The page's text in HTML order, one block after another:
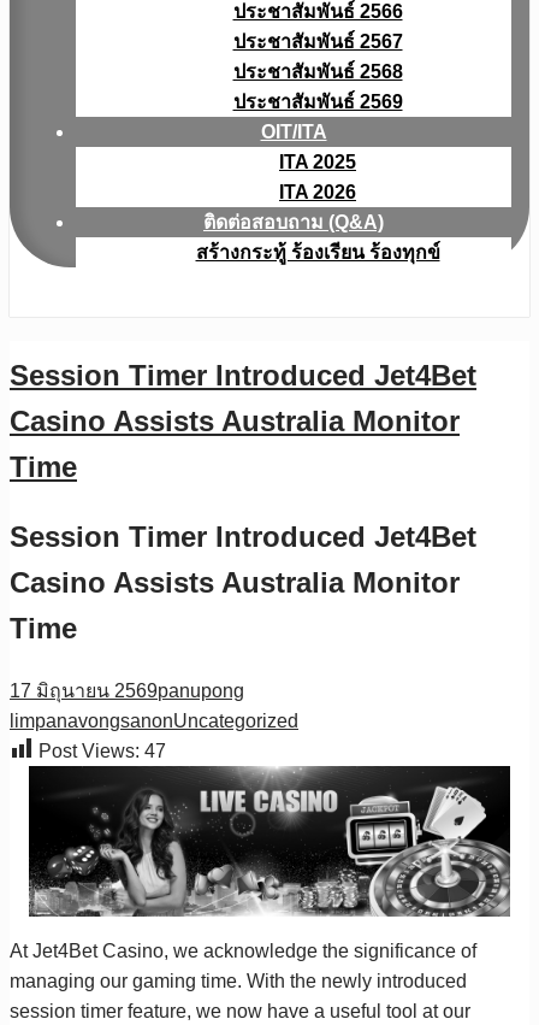
ประชาสัมพันธ์ 2566
ประชาสัมพันธ์ 2567
ประชาสัมพันธ์ 2568
ประชาสัมพันธ์ 2569
OIT/ITA
ITA 2025
ITA 2026
ติดต่อสอบถาม (Q&A)
สร้างกระทู้ ร้องเรียน ร้องทุกข์
Session Timer Introduced Jet4Bet
Casino Assists Australia Monitor
Time
Session Timer Introduced Jet4Bet
Casino Assists Australia Monitor
Time
17 มิถุนายน 2569panupong
limpanavongsanonUncategorized
Post Views: 47
At Jet4Bet Casino, we acknowledge the significance of
managing our gaming time. With the newly introduced
session timer feature, we now have a useful tool at our